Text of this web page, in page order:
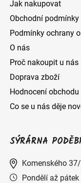
Jak nakupovat
Obchodní podmínky
Podmínky ochrany
O nás
Proč nakoupit u nás
Doprava zboží
Hodnocení obchodu
Co se u nás děje
SÝRÁRNA
Komenského
Pondělí až